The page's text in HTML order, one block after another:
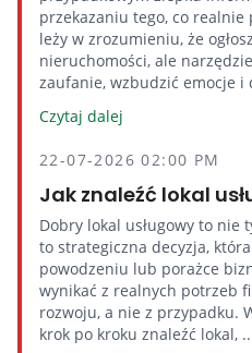
przekazaniu tego, co
leży w zrozumieniu, że
nieruchomości, ale
zaufanie, wzbudzić emocje i
Czytaj dalej
22-07-2026 02:00 PM
Jak znaleźć lokal
Dobry lokal usługowy to
to strategiczna decyzja,
powodzeniu lub porażce
wynikać z realnych potrzeb
rozwoju, a nie z przypadku.
krok po kroku znaleźć lokal,